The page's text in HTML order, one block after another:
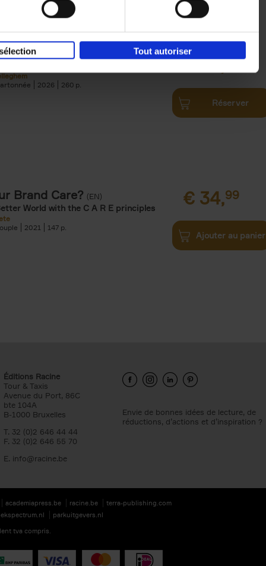
Tout autoriser
(ENG)
2026 260
€34,99
Réserver
Brand Care? (EN)
World with the C A R E principles
2021 147
€ 34,99
Ajouter au panier
Éditions Racine
Tour & Taxis
Avenue du Port, 86C
bte 104A
B-1000 Bruxelles
T. 32 (0)2 646 44 44
F. 32 (0)2 646 55 70
E. info@racine.be
Envie de bonnes idées de lecture, de
réductions, d’actions et d’inspiration ?
academiapress.be racine.be
terra-publishing.com
parkuitgevers.nl
tva compris.